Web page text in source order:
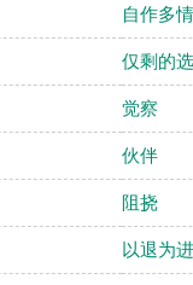
自作多情
仅剩的
觉察
伙伴
阻挠
以退为进